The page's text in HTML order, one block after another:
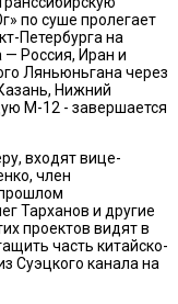
по суше пролегает
Петербурга на
— Россия, Иран и
Ляньюньгана через
Нижний
М-12 - завершается
входят вице-
член
Тарханов и другие
проектов видят в
часть китайско-
Суэцкого канала на